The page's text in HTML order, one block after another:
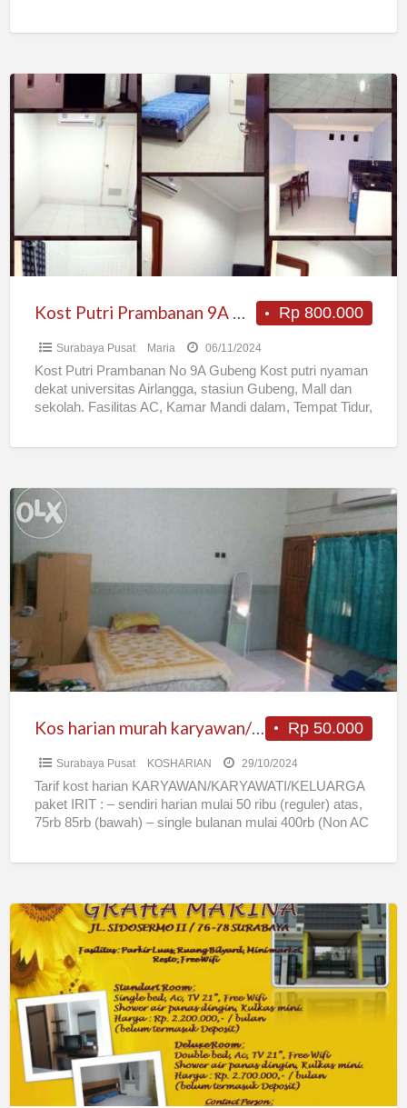
Kost
Putri
Murah
Rp 800.000
Kost Putri Prambanan 9A Gubeng Murah
Surabaya Pusat Maria 06/11/2024
Kost Putri Prambanan No 9A Gubeng Kost putri nyaman
dekat universitas Airlangga, stasiun Gubeng, Mall dan
sekolah. Fasilitas AC, Kamar Mandi dalam, Tempat Tidur,
Kos
harian
murah
karyawan/wati
kemana2
NasiPecel
6rb
pusat
kota
Rp 50.000
Kos harian murah karyawan/wati bebas kemana2 NasiPecel 6rb pusat kota
Surabaya Pusat KOSHARIAN 29/10/2024
Tarif kost harian KARYAWAN/KARYAWATI/KELUARGA
paket IRIT : – sendiri harian mulai 50 ribu (reguler) atas,
75rb 85rb (bawah) – single bulanan mulai 400rb (Non AC
Graha
Marina
Surabaya